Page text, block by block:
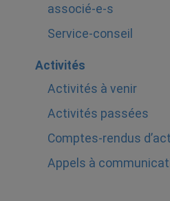
associé-e-s
Service-conseil
Activités
Activités à venir
Activités passées
Comptes-rendus
Appels à